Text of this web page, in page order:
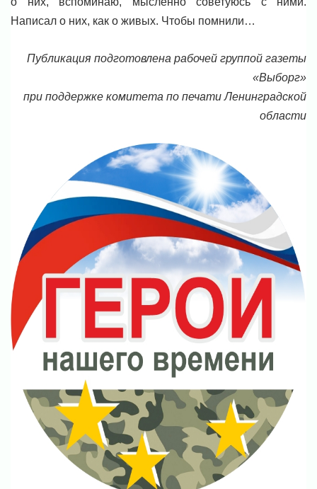
Написал о них, как о живых. Чтобы помнили…
Публикация подготовлена рабочей группой газеты
«Выборг»
при поддержке комитета по печати Ленинградской
области